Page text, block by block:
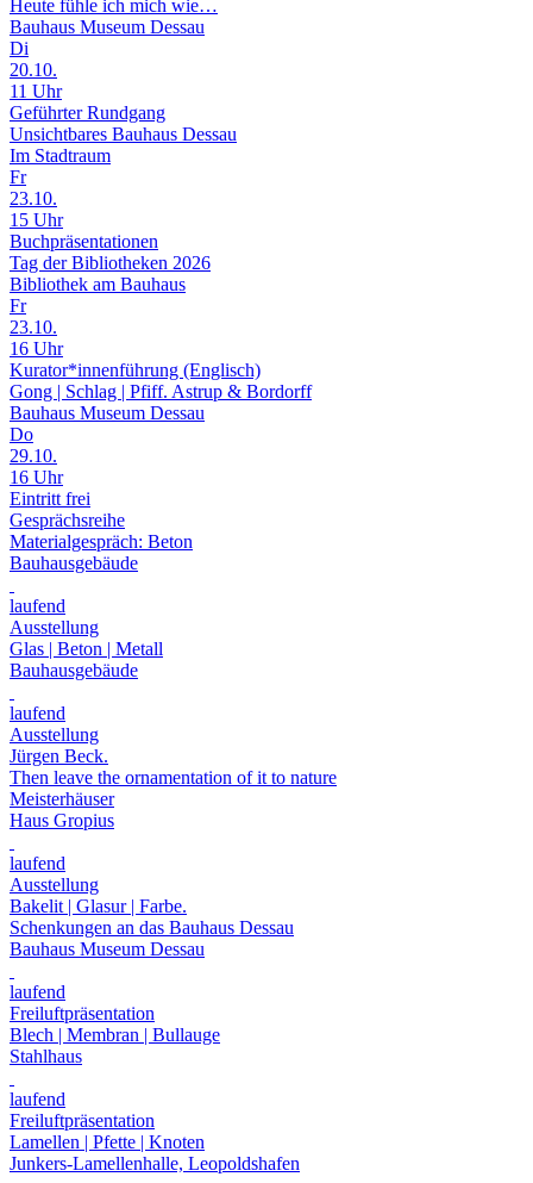
Heute fühle ich mich wie…
Bauhaus Museum Dessau
Di
20.10.
11 Uhr
Geführter Rundgang
Unsichtbares Bauhaus Dessau
Im Stadtraum
Fr
23.10.
15 Uhr
Buchpräsentationen
Tag der Bibliotheken 2026
Bibliothek am Bauhaus
Fr
23.10.
16 Uhr
Kurator*innenführung (Englisch)
Gong | Schlag | Pfiff. Astrup & Bordorff
Bauhaus Museum Dessau
Do
29.10.
16 Uhr
Eintritt frei
Gesprächsreihe
Materialgespräch: Beton
Bauhausgebäude
laufend
Ausstellung
Glas | Beton | Metall
Bauhausgebäude
laufend
Ausstellung
Jürgen Beck.
Then leave the ornamentation of it to nature
Meisterhäuser
Haus Gropius
laufend
Ausstellung
Bakelit | Glasur | Farbe.
Schenkungen an das Bauhaus Dessau
Bauhaus Museum Dessau
laufend
Freiluftpräsentation
Blech | Membran | Bullauge
Stahlhaus
laufend
Freiluftpräsentation
Lamellen | Pfette | Knoten
Junkers-Lamellenhalle, Leopoldshafen